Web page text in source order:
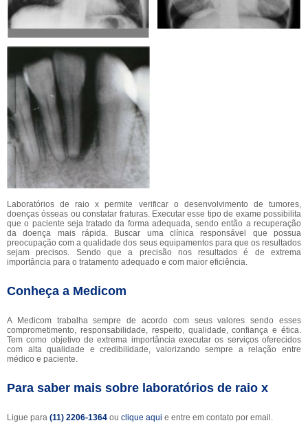
Laboratórios de raio x permite verificar o desenvolvimento de tumores,
doenças ósseas ou constatar fraturas. Executar esse tipo de exame possibilita
que o paciente seja tratado da forma adequada, sendo então a recuperação
da doença mais rápida. Buscar uma clínica responsável que possua
preocupação com a qualidade dos seus equipamentos para que os resultados
sejam precisos. Sendo que a precisão nos resultados é de extrema
importância para o tratamento adequado e com maior eficiência.
Conheça a Medicom
A Medicom trabalha sempre de acordo com seus valores sendo esses
comprometimento, responsabilidade, respeito, qualidade, confiança e ética.
Tem como objetivo de extrema importância executar os serviços oferecidos
com alta qualidade e credibilidade, valorizando sempre a relação entre
médico e paciente.
Para saber mais sobre laboratórios de raio x
Ligue para (11) 2206-1364 ou clique aqui e entre em contato por email.